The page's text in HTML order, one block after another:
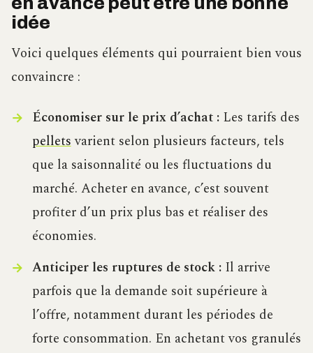
idée
Voici quelques éléments qui pourraient bien vous
convaincre :
Économiser sur le prix d’achat :Les tarifs des
pelletsvarient selon plusieurs facteurs, tels
que la saisonnalité ou les fluctuations du
marché. Acheter en avance, c’est souvent
profiter d’un prix plus bas et réaliser des
économies.
Anticiper les ruptures de stock :Il arrive
parfois que la demande soit supérieure à
l’offre, notamment durant les périodes de
forte consommation. En achetant vos granulés